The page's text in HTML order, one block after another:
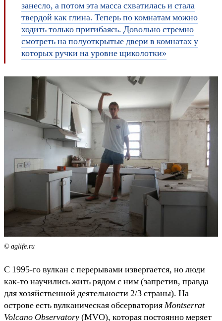
занесло, а потом эта масса схватилась и стала
твердой как глина. Теперь по комнатам можно
ходить только пригибаясь. Довольно стремно
смотреть на полуоткрытые двери в комнатах у
которых ручки на уровне щиколотки»
© aglife.ru
С 1995-го вулкан с перерывами извергается, но люди
как-то научились жить рядом с ним (запретив, правда
для хозяйственной деятельности 2/3 страны). На
острове есть вулканическая обсерваторияMontserrat
Volcano Observatory(MVO), которая постоянно меряет